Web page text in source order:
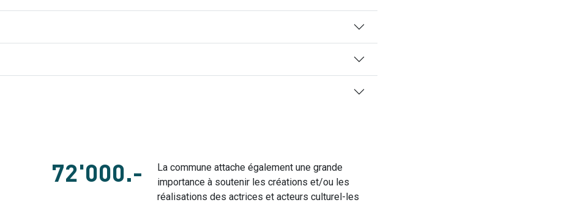
72'000.-
La commune attache également une grande
importance à soutenir les créations et/ou les
réalisations des actrices et acteurs culturel-les